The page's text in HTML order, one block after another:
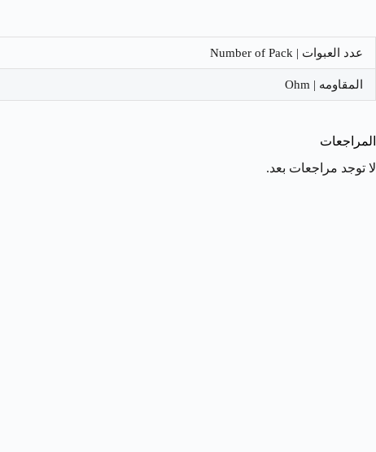
عدد العبوات | Number of Pack
المقاومه | Ohm
المراجعات
لا توجد مراجعات بعد.